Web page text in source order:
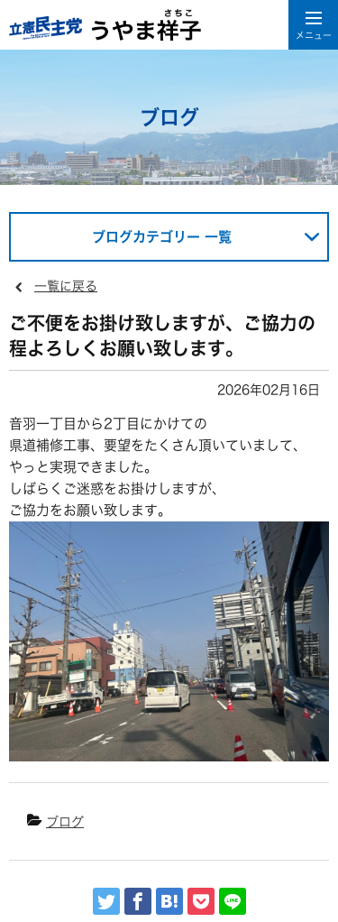
ブログ
ブログカテゴリー 一覧
一覧に戻る
ご不便をお掛け致しますが、ご協力の
程よろしくお願い致します。
2026年02月16日
音羽一丁目から2丁目にかけての
県道補修工事、要望をたくさん頂いていまして、
やっと実現できました。
しばらくご迷惑をお掛けしますが、
ご協力をお願い致します。
ブログ